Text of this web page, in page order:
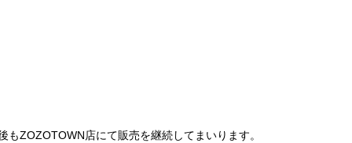
ZOZOTOWN店にて販売を継続してまいります。